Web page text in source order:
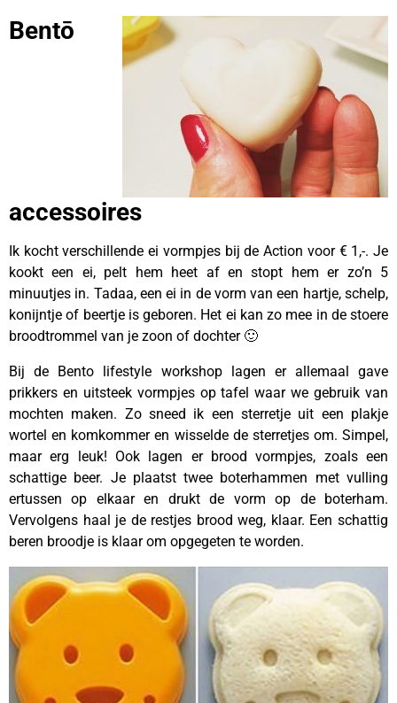
Bentō
accessoires
Ik kocht verschillende ei vormpjes bij de Action voor € 1,-. Je
kookt een ei, pelt hem heet af en stopt hem er zo’n 5
minuutjes in. Tadaa, een ei in de vorm van een hartje, schelp,
konijntje of beertje is geboren. Het ei kan zo mee in de stoere
broodtrommel van je zoon of dochter 🙂
Bij de Bento lifestyle workshop lagen er allemaal gave
prikkers en uitsteek vormpjes op tafel waar we gebruik van
mochten maken. Zo sneed ik een sterretje uit een plakje
wortel en komkommer en wisselde de sterretjes om. Simpel,
maar erg leuk! Ook lagen er brood vormpjes, zoals een
schattige beer. Je plaatst twee boterhammen met vulling
ertussen op elkaar en drukt de vorm op de boterham.
Vervolgens haal je de restjes brood weg, klaar. Een schattig
beren broodje is klaar om opgegeten te worden.